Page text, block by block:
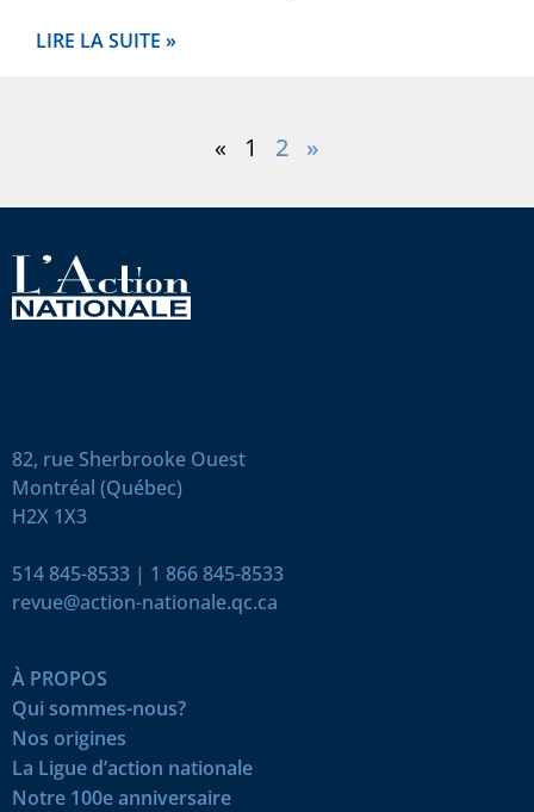
LIRE LA SUITE »
« 1 2 »
82, rue Sherbrooke Ouest
Montréal (Québec)
H2X 1X3
514 845-8533 | 1 866 845-8533
revue@action-nationale.qc.ca
À PROPOS
Qui sommes-nous?
Nos origines
La Ligue d’action nationale
Notre 100e anniversaire